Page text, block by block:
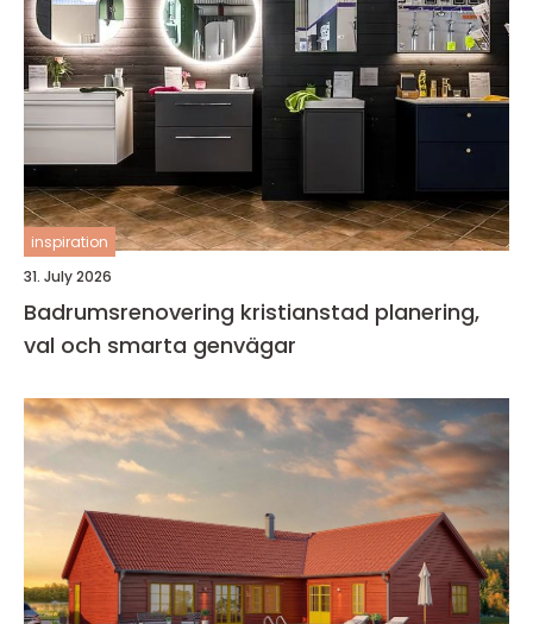
inspiration
31. July 2026
Badrumsrenovering kristianstad planering,
val och smarta genvägar